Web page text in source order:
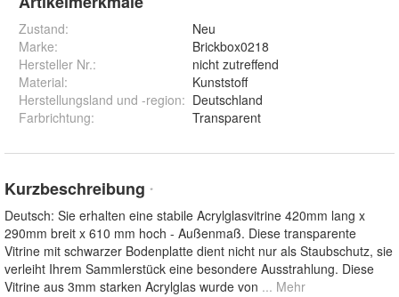
Zustand:
Neu
Marke:
Brickbox0218
Hersteller Nr.:
nicht zutreffend
Material:
Kunststoff
Herstellungsland und -region: Deutschland
Farbrichtung: Transparent
Kurzbeschreibung *
Deutsch: Sie erhalten eine stabile Acrylglasvitrine 420mm lang x
290mm breit x 610 mm hoch - Außenmaß. Diese transparente
Vitrine mit schwarzer Bodenplatte dient nicht nur als Staubschutz, sie
verleiht Ihrem Sammlerstück eine besondere Ausstrahlung. Diese
Vitrine aus 3mm starken Acrylglas wurde von ... Mehr